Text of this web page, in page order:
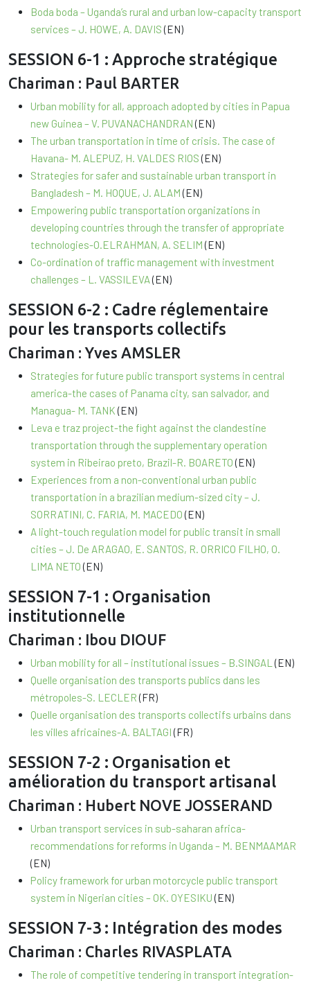
Boda boda – Uganda’s rural and urban low-capacity transport
services – J. HOWE, A. DAVIS(EN)
SESSION 6-1 : Approche stratégique
Chariman : Paul BARTER
Urban mobility for all, approach adopted by cities in Papua
new Guinea – V. PUVANACHANDRAN(EN)
The urban transportation in time of crisis. The case of
Havana- M. ALEPUZ, H. VALDES RIOS(EN)
Strategies for safer and sustainable urban transport in
Bangladesh – M. HOQUE, J. ALAM(EN)
Empowering public transportation organizations in
developing countries through the transfer of appropriate
technologies-O.ELRAHMAN, A. SELIM(EN)
Co-ordination of traffic management with investment
challenges – L. VASSILEVA(EN)
SESSION 6-2 : Cadre réglementaire
pour les transports collectifs
Chariman : Yves AMSLER
Strategies for future public transport systems in central
america-the cases of Panama city, san salvador, and
Managua- M. TANK(EN)
Leva e traz project-the fight against the clandestine
transportation through the supplementary operation
system in Ribeirao preto, Brazil-R. BOARETO(EN)
Experiences from a non-conventional urban public
transportation in a brazilian medium-sized city – J.
SORRATINI, C. FARIA, M. MACEDO(EN)
A light-touch regulation model for public transit in small
cities – J. De ARAGAO, E. SANTOS, R. ORRICO FILHO, O.
LIMA NETO(EN)
SESSION 7-1 : Organisation
institutionnelle
Chariman : Ibou DIOUF
Urban mobility for all – institutional issues – B.SINGAL (EN)
Quelle organisation des transports publics dans les
métropoles-S. LECLER(FR)
Quelle organisation des transports collectifs urbains dans
les villes africaines-A. BALTAGI(FR)
SESSION 7-2 : Organisation et
amélioration du transport artisanal
Chariman : Hubert NOVE JOSSERAND
Urban transport services in sub-saharan africa-
recommendations for reforms in Uganda – M. BENMAAMAR
(EN)
Policy framework for urban motorcycle public transport
system in Nigerian cities – OK. OYESIKU(EN)
SESSION 7-3 : Intégration des modes
Chariman : Charles RIVASPLATA
The role of competitive tendering in transport integration-